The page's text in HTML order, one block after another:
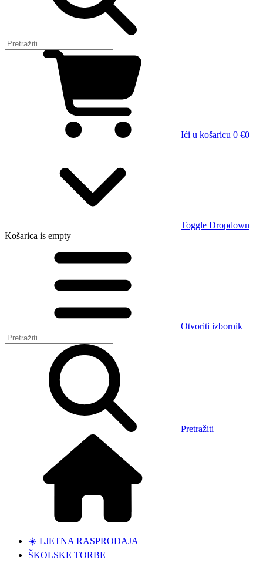
Ići u košaricu 0 €0
Toggle Dropdown
Košarica is empty
Otvoriti izbornik
Pretražiti
☀️ LJETNA RASPRODAJA
ŠKOLSKE TORBE